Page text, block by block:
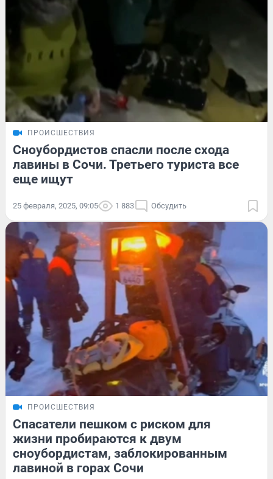
ПРОИСШЕСТВИЯ
Сноубордистов спасли после схода
лавины в Сочи. Третьего туриста все
еще ищут
25 февраля, 2025, 09:05 1 883 Обсудить
ПРОИСШЕСТВИЯ
Спасатели пешком с риском для
жизни пробираются к двум
сноубордистам, заблокированным
лавиной в горах Сочи